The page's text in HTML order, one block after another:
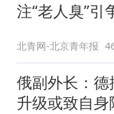
注“老人臭”引
北青网-北京青年报
俄副外长：德
升级或致自